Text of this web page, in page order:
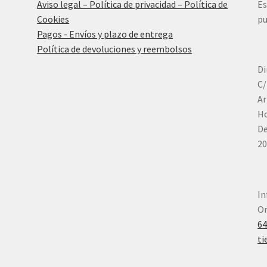
Aviso legal – Política de privacidad – Política de
Cookies
Pagos - Envíos y plazo de entrega
Política de devoluciones y reembolsos